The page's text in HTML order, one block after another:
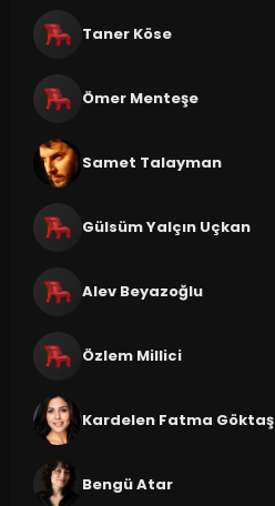
Taner Köse
Ömer Menteşe
Samet Talayman
Gülsüm Yalçın Uçkan
Alev Beyazoğlu
Özlem Millici
Kardelen Fatma Göktaş
Bengü Atar